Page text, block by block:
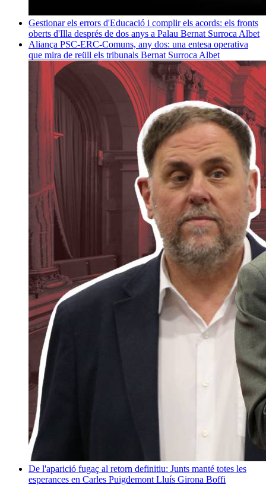
Gestionar els errors d'Educació i complir els acords: els fronts
oberts d'Illa després de dos anys a Palau Bernat Surroca Albet
Aliança PSC-ERC-Comuns, any dos: una entesa operativa
que mira de reüll els tribunals Bernat Surroca Albet
De l'aparició fugaç al retorn definitiu: Junts manté totes les
esperances en Carles Puigdemont Lluís Girona Boffi